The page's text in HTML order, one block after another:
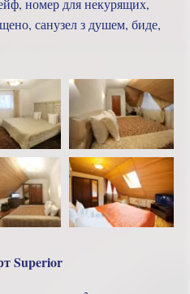
номер для некурящих,
санузел з душем, биде,
Superior